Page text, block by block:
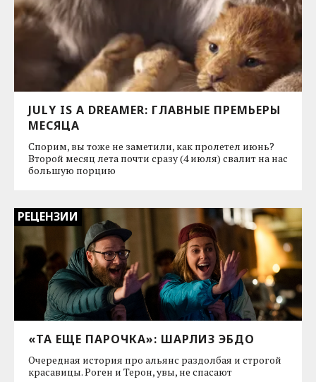
JULY IS A DREAMER: ГЛАВНЫЕ ПРЕМЬЕРЫ
МЕСЯЦА
Спорим, вы тоже не заметили, как пролетел июнь?
Второй месяц лета почти сразу (4 июля) свалит на нас
большую порцию
РЕЦЕНЗИИ
«ТА ЕЩЕ ПАРОЧКА»: ШАРЛИЗ ЭБДО
Очередная история про альянс раздолбая и строгой
красавицы. Роген и Терон, увы, не спасают